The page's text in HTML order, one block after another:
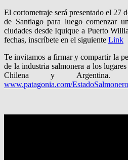
El cortometraje será presentado el 27
de Santiago para luego comenzar
ciudades desde Iquique a Puerto
fechas, inscríbete en el siguiente Link
Te invitamos a firmar y compartir la
de la industriasalmonera a los
Chilena y Argentina.
www.patagonia.com/EstadoSalmonero